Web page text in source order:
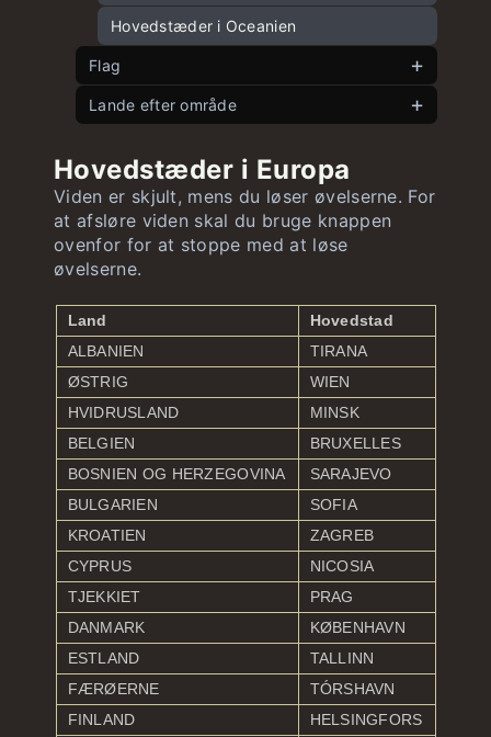
Hovedstæder i Oceanien
Flag
Europæiske flag
Afrikanske flag
Nordamerikanske og Caribiske flag
Sydamerikanske flag
Oceaniske flag
Lande efter område
Asiatiske lande efter areal
Amerikanske lande efter areal
Afrikanske lande efter areal
Oceaniske lande efter areal
Hovedstæder i Europa
Viden er skjult, mens du løser øvelserne. For
at afsløre viden skal du bruge knappen
ovenfor for at stoppe med at løse
øvelserne.
Land
Hovedstad
ALBANIEN
TIRANA
ØSTRIG
WIEN
HVIDRUSLAND
MINSK
BELGIEN
BRUXELLES
BOSNIEN OG HERZEGOVINA
SARAJEVO
BULGARIEN
SOFIA
KROATIEN
ZAGREB
CYPRUS
NICOSIA
TJEKKIET
PRAG
DANMARK
KØBENHAVN
ESTLAND
TALLINN
FÆRØERNE
TÓRSHAVN
FINLAND
HELSINGFORS